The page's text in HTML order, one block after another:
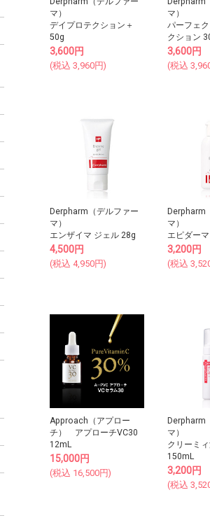
マ）
デイプロテクション＋
50g
3,600円
(税込3,960円)
マ）
パーフェ
クション
3,600円
(税込
Derpharm（デルファー
マ）
エンザイマ ジェル 28g
4,500円
(税込 4,950円)
Derpharm
マ）
エピダー
3,200円
(税込
Approach（アプロー
チ） アプローチVC30
12mL
15,000円
(税込 16,500円)
Derpharm
マ）
クリーミ
150mL
3,200円
(税込